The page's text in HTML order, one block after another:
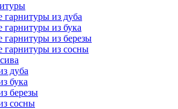
гарнитуры из дуба
из бука
гарнитуры из березы
гарнитуры из сосны
дуба
бука
березы
сосны